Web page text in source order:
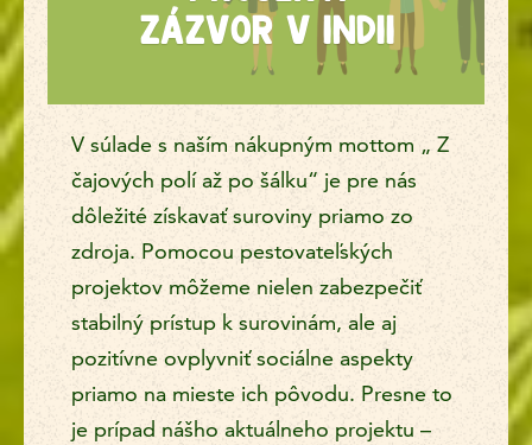
ZÁZVOR V INDII
V súlade s naším nákupným mottom „ Z
čajových polí až po šálku“ je pre nás
dôležité získavať suroviny priamo zo
zdroja. Pomocou pestovateľských
projektov môžeme nielen zabezpečiť
stabilný prístup k surovinám, ale aj
pozitívne ovplyvniť sociálne aspekty
priamo na mieste ich pôvodu. Presne to
je prípad nášho aktuálneho projektu –